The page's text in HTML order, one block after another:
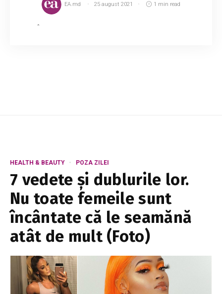
EA.md 25 august 2021 1 min read
HEALTH & BEAUTY POZA ZILEI
7 vedete și dublurile lor.
Nu toate femeile sunt
încântate că le seamănă
atât de mult (Foto)